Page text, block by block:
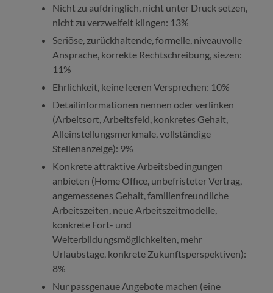
Nicht zu aufdringlich, nicht unter Druck setzen,
nicht zu verzweifelt klingen: 13%
Seriöse, zurückhaltende, formelle, niveauvolle
Ansprache, korrekte Rechtschreibung, siezen:
11%
Ehrlichkeit, keine leeren Versprechen: 10%
Detailinformationen nennen oder verlinken
(Arbeitsort, Arbeitsfeld, konkretes Gehalt,
Alleinstellungsmerkmale, vollständige
Stellenanzeige): 9%
Konkrete attraktive Arbeitsbedingungen
anbieten (Home Office, unbefristeter Vertrag,
angemessenes Gehalt, familienfreundliche
Arbeitszeiten, neue Arbeitszeitmodelle,
konkrete Fort- und
Weiterbildungsmöglichkeiten, mehr
Urlaubstage, konkrete Zukunftsperspektiven):
8%
Nur passgenaue Angebote machen (eine